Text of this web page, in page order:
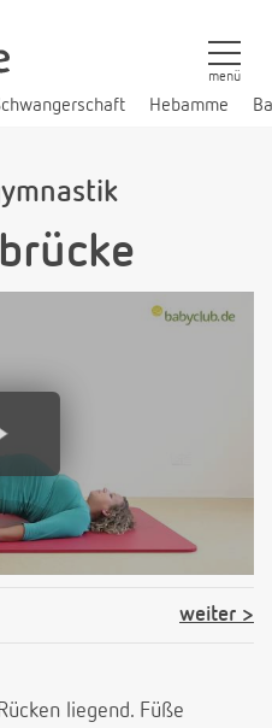
Hebamme
menü
weiter
liegend. Füße